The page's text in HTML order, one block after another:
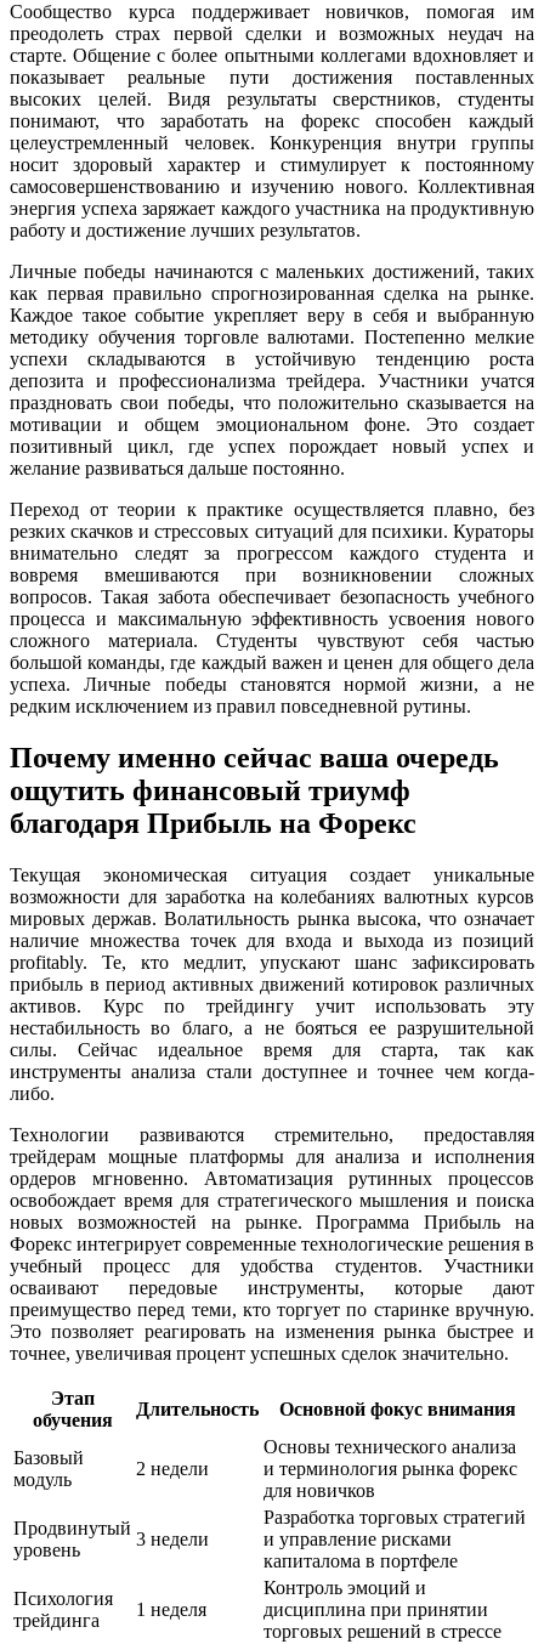
Сообщество курса поддерживает новичков, помогая им
преодолеть страх первой сделки и возможных неудач на
старте. Общение с более опытными коллегами вдохновляет и
показывает реальные пути достижения поставленных
высоких целей. Видя результаты сверстников, студенты
понимают, что заработать на форекс способен каждый
целеустремленный человек. Конкуренция внутри группы
носит здоровый характер и стимулирует к постоянному
самосовершенствованию и изучению нового. Коллективная
энергия успеха заряжает каждого участника на продуктивную
работу и достижение лучших результатов.
Личные победы начинаются с маленьких достижений, таких
как первая правильно спрогнозированная сделка на рынке.
Каждое такое событие укрепляет веру в себя и выбранную
методику обучения торговле валютами. Постепенно мелкие
успехи складываются в устойчивую тенденцию роста
депозита и профессионализма трейдера. Участники учатся
праздновать свои победы, что положительно сказывается на
мотивации и общем эмоциональном фоне. Это создает
позитивный цикл, где успех порождает новый успех и
желание развиваться дальше постоянно.
Переход от теории к практике осуществляется плавно, без
резких скачков и стрессовых ситуаций для психики. Кураторы
внимательно следят за прогрессом каждого студента и
вовремя вмешиваются при возникновении сложных
вопросов. Такая забота обеспечивает безопасность учебного
процесса и максимальную эффективность усвоения нового
сложного материала. Студенты чувствуют себя частью
большой команды, где каждый важен и ценен для общего дела
успеха. Личные победы становятся нормой жизни, а не
редким исключением из правил повседневной рутины.
Почему именно сейчас ваша очередь
ощутить финансовый триумф
благодаря Прибыль на Форекс
Текущая экономическая ситуация создает уникальные
возможности для заработка на колебаниях валютных курсов
мировых держав. Волатильность рынка высока, что означает
наличие множества точек для входа и выхода из позиций
profitably. Те, кто медлит, упускают шанс зафиксировать
прибыль в период активных движений котировок различных
активов. Курс по трейдингу учит использовать эту
нестабильность во благо, а не бояться ее разрушительной
силы. Сейчас идеальное время для старта, так как
инструменты анализа стали доступнее и точнее чем когда-
либо.
Технологии развиваются стремительно, предоставляя
трейдерам мощные платформы для анализа и исполнения
ордеров мгновенно. Автоматизация рутинных процессов
освобождает время для стратегического мышления и поиска
новых возможностей на рынке. Программа Прибыль на
Форекс интегрирует современные технологические решения в
учебный процесс для удобства студентов. Участники
осваивают передовые инструменты, которые дают
преимущество перед теми, кто торгует по старинке вручную.
Это позволяет реагировать на изменения рынка быстрее и
точнее, увеличивая процент успешных сделок значительно.
Этап
обучения
Длительность Основной фокус внимания
Базовый
модуль
2 недели
Основы технического анализа
и терминология рынка форекс
для новичков
Продвинутый
уровень
3 недели
Разработка торговых стратегий
и управление рисками
капиталома в портфеле
Психология
трейдинга
1 неделя
Контроль эмоций и
дисциплина при принятии
торговых решений в стрессе